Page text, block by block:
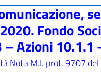
Fondo
Azioni 10.1.1
Nota M.I. prot. 9707